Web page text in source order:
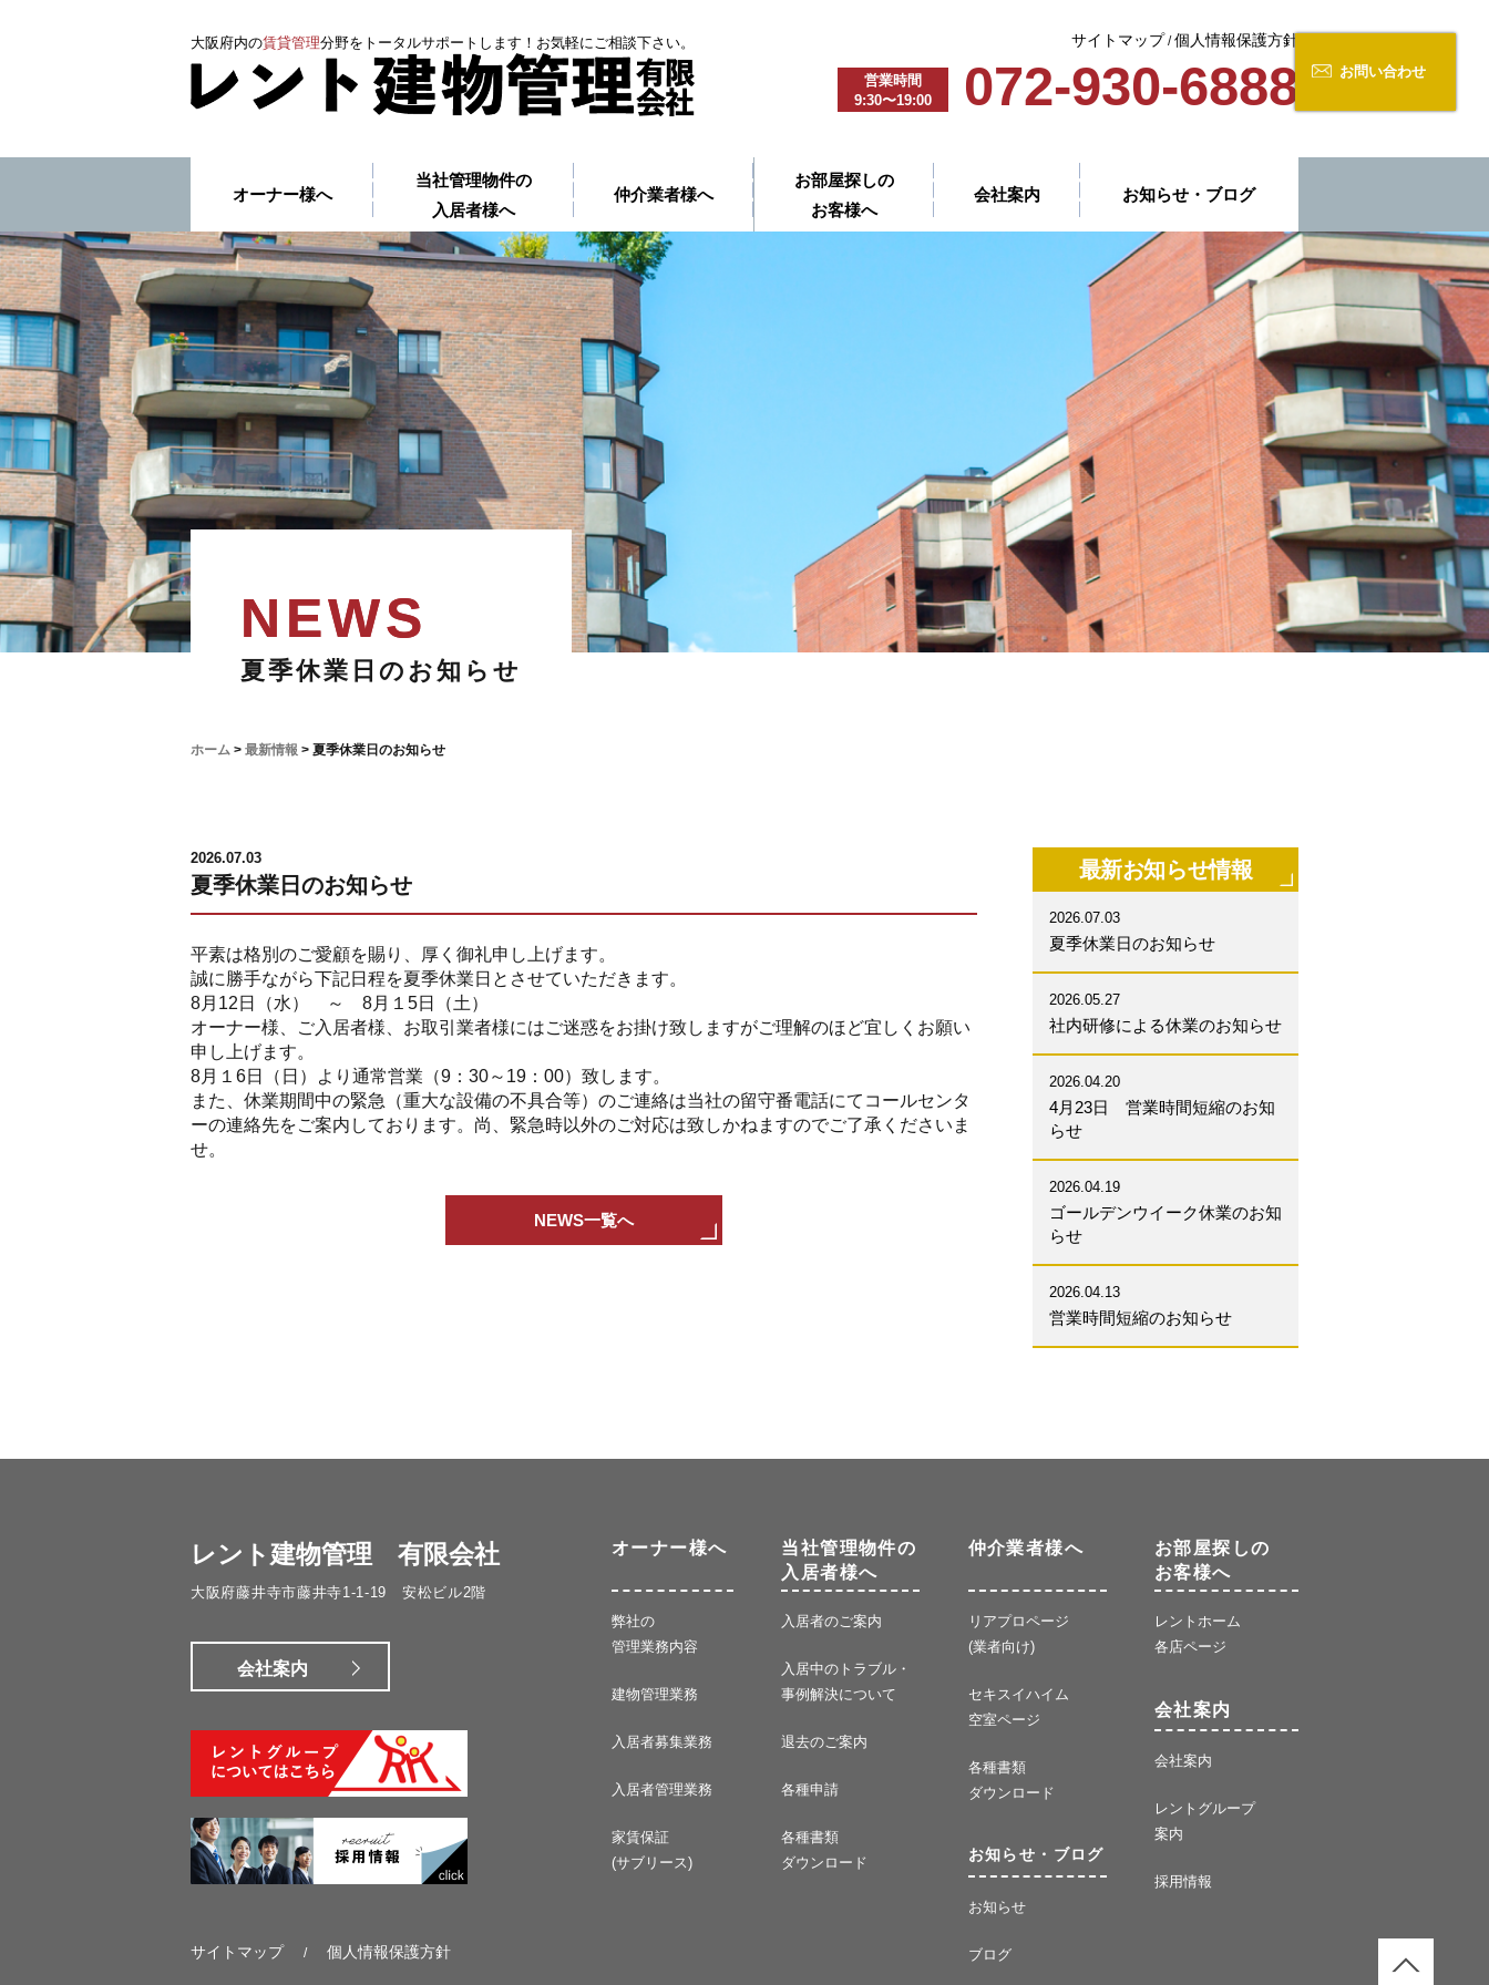
お問い合わせ
大阪府内の賃貸管理分野をトータルサポートします！お気軽にご相談下さい。 サイトマップ / 個人情報保護方針
営業時間
9:30〜19:00
072-930-6888
オーナー様へ
当社管理物件の
入居者様へ
仲介業者様へ
お部屋探しの
お客様へ
会社案内 お知らせ・ブログ
夏季休業日のお知らせ
ホーム > 最新情報 > 夏季休業日のお知らせ
2026.07.03
夏季休業日のお知らせ
平素は格別のご愛顧を賜り、厚く御礼申し上げます。
誠に勝手ながら下記日程を夏季休業日とさせていただきます。
8月12日（水） ～ 8月１5日（土）
オーナー様、ご入居者様、お取引業者様にはご迷惑をお掛け致しますがご理解のほど宜しくお願い
申し上げます。
8月１6日（日）より通常営業（9：30～19：00）致します。
また、休業期間中の緊急（重大な設備の不具合等）のご連絡は当社の留守番電話にてコールセンタ
ーの連絡先をご案内しております。尚、緊急時以外のご対応は致しかねますのでご了承くださいま
せ。
NEWS一覧へ
最新お知らせ情報
2026.07.03
夏季休業日のお知らせ
2026.05.27
社内研修による休業のお知らせ
2026.04.20
4月23日 営業時間短縮のお知
らせ
2026.04.19
ゴールデンウイーク休業のお知
らせ
2026.04.13
営業時間短縮のお知らせ
レント建物管理 有限会社
大阪府藤井寺市藤井寺1-1-19 安松ビル2階
会社案内
サイトマップ / 個人情報保護方針
オーナー様へ
弊社の
管理業務内容
建物管理業務
入居者募集業務
入居者管理業務
家賃保証
(サブリース)
当社管理物件の
入居者様へ
入居者のご案内
入居中のトラブル・
事例解決について
退去のご案内
各種申請
各種書類
ダウンロード
仲介業者様へ
リアプロページ
(業者向け)
セキスイハイム
空室ページ
各種書類
ダウンロード
お知らせ・ブログ
お知らせ
ブログ
お部屋探しの
お客様へ
レントホーム
各店ページ
会社案内
会社案内
レントグループ
案内
採用情報